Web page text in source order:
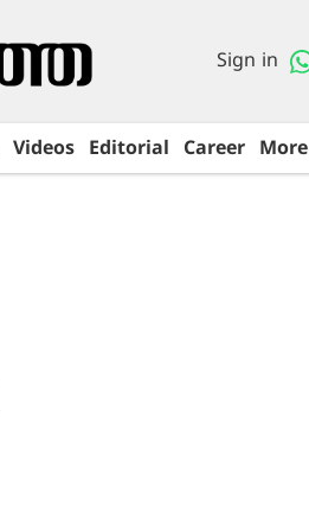
Sign in
Videos Editorial Career More